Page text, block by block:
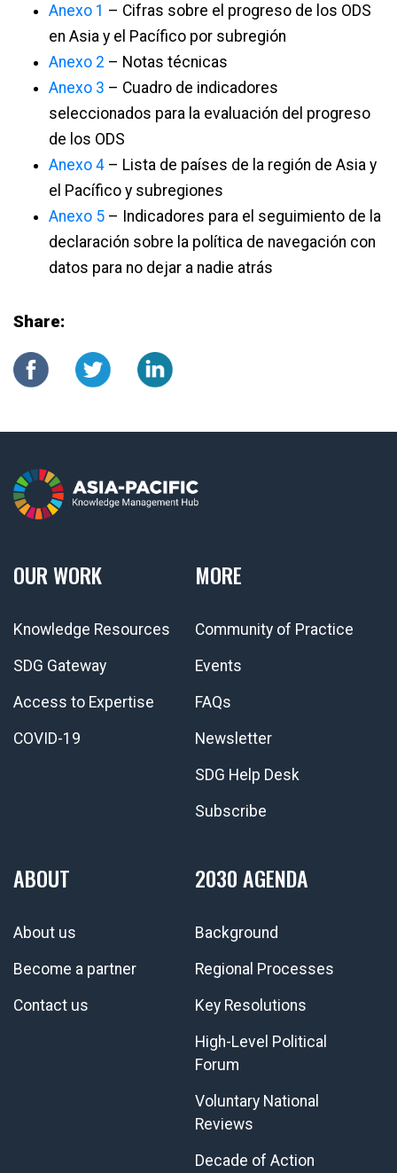
Anexo 1 – Cifras sobre el progreso de los ODS
en Asia y el Pacífico por subregión
Anexo 2 – Notas técnicas
Anexo 3 – Cuadro de indicadores
seleccionados para la evaluación del progreso
de los ODS
Anexo 4 – Lista de países de la región de Asia y
el Pacífico y subregiones
Anexo 5 – Indicadores para el seguimiento de la
declaración sobre la política de navegación con
datos para no dejar a nadie atrás
Share:
OUR WORK
Knowledge Resources
SDG Gateway
Access to Expertise
COVID-19
MORE
Community of Practice
Events
FAQs
Newsletter
SDG Help Desk
Subscribe
ABOUT
About us
Become a partner
Contact us
2030 AGENDA
Background
Regional Processes
Key Resolutions
High-Level Political
Forum
Voluntary National
Reviews
Decade of Action